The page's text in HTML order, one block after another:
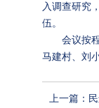
入调查研究
伍。
会议按
马建村、刘
上一篇：